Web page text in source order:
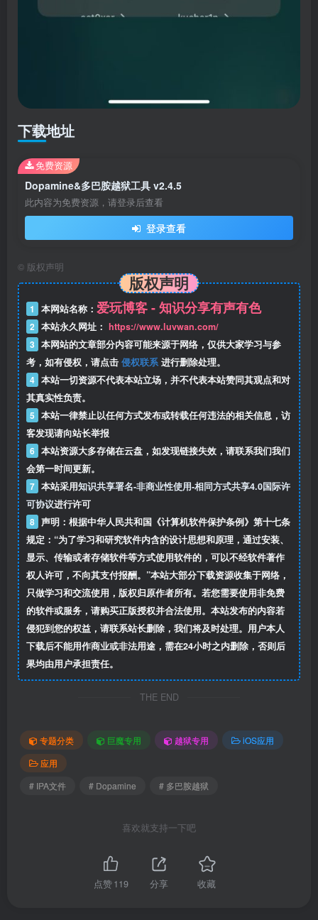
下载地址
Dopamine&多巴胺越狱工具 v2.4.5
此内容为免费资源，请登录后查看
登录查看
免费资源
© 版权声明
版权声明
1 本网站名称： 爱玩博客 - 知识分享有声有色
2 本站永久网址： https://www.luvwan.com/
3 本网站的文章部分内容可能来源于网络，仅供大家学习与参
考，如有侵权，请点击 侵权联系 进行删除处理。
4 本站一切资源不代表本站立场，并不代表本站赞同其观点和对
其真实性负责。
5 本站一律禁止以任何方式发布或转载任何违法的相关信息，访
客发现请向站长举报
6 本站资源大多存储在云盘，如发现链接失效，请联系我们我们
会第一时间更新。
7 本站采用知识共享署名-非商业性使用-相同方式共享4.0国际许
可协议进行许可
8 声明：根据中华人民共和国《计算机软件保护条例》第十七条
规定：“为了学习和研究软件内含的设计思想和原理，通过安装、
显示、传输或者存储软件等方式使用软件的，可以不经软件著作
权人许可，不向其支付报酬。”本站大部分下载资源收集于网络，
只做学习和交流使用，版权归原作者所有。若您需要使用非免费
的软件或服务，请购买正版授权并合法使用。本站发布的内容若
侵犯到您的权益，请联系站长删除，我们将及时处理。用户本人
下载后不能用作商业或非法用途，需在24小时之内删除，否则后
果均由用户承担责任。
THE END
专题分类 巨魔专用 越狱专用
iOS应用
应用
# IPA文件
# Dopamine # 多巴胺越狱
喜欢就支持一下吧
点赞119 分享 收藏